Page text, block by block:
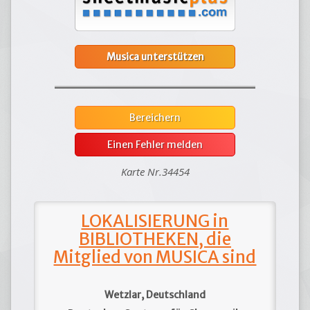
Musica unterstützen
Bereichern
Einen Fehler melden
Karte Nr.34454
LOKALISIERUNG in
BIBLIOTHEKEN, die
Mitglied von MUSICA sind
Wetzlar, Deutschland